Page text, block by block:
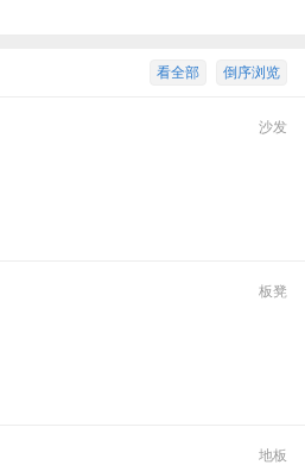
倒序浏览
看全部
沙发
板凳
地板